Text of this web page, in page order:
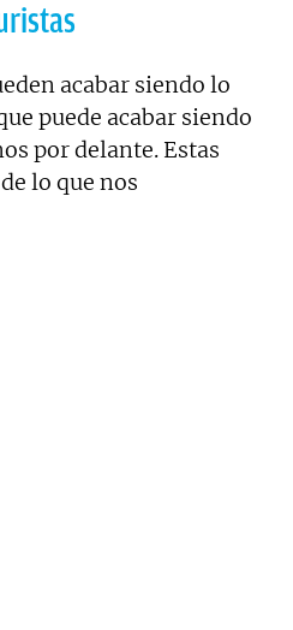
acabar siendo lo
puede acabar siendo
por delante. Estas
lo que nos